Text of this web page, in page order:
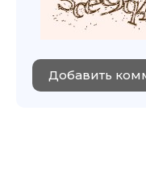
Добавить